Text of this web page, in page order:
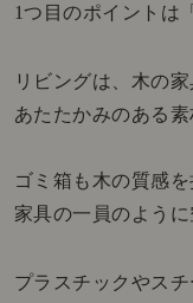
1つ目のポイントは
リビングは、木の
あたたかみのある素
ゴミ箱も木の質感
家具の一員のように
プラスチックやス